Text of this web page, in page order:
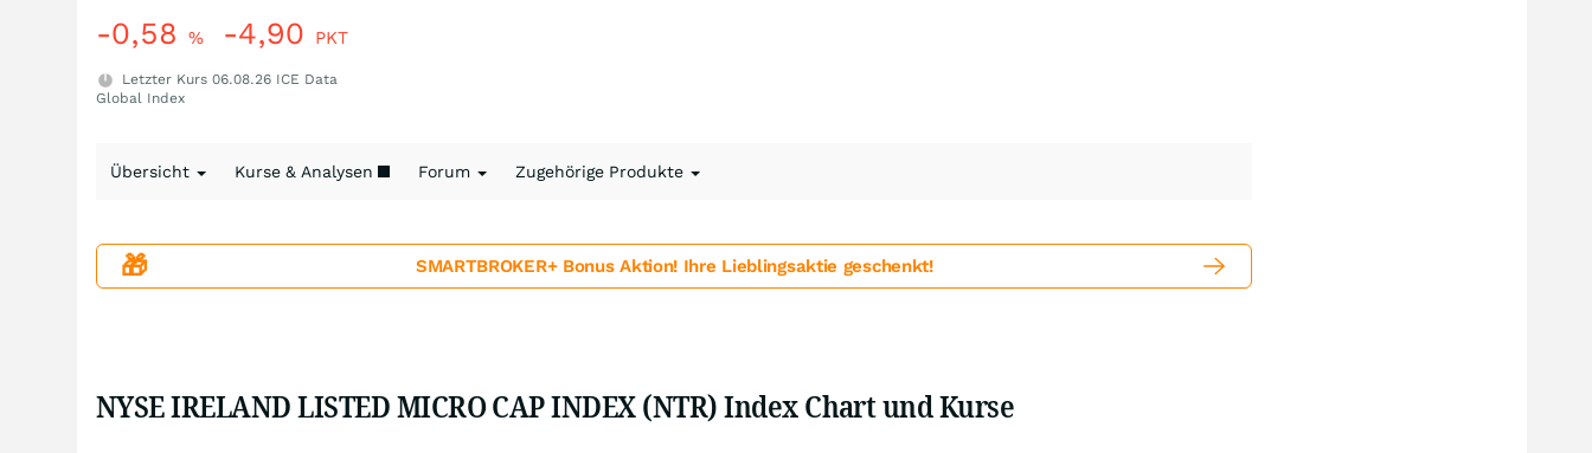
-0,58 % -4,90 PKT
Letzter Kurs 06.08.26 ICE Data
Global Index
Übersicht Kurse & Analysen Forum Zugehörige Produkte
🎁 SMARTBROKER+ Bonus Aktion! Ihre Lieblingsaktie geschenkt!
NYSE IRELAND LISTED MICRO CAP INDEX (NTR) Index Chart und Kurse